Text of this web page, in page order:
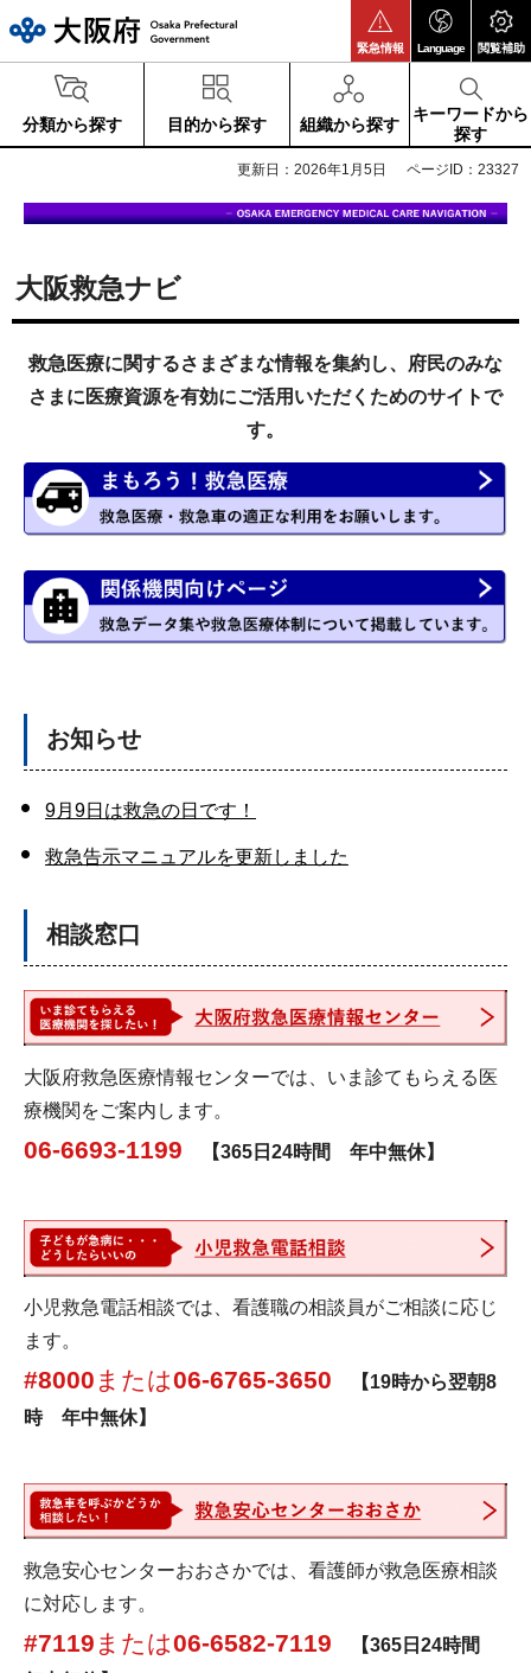
緊急情報 Language 閲覧補助
分類から探す 目的から探す 組織から探す
キーワードから
探す
更新日：2026年1月5日 ページID：23327
大阪救急ナビ
救急医療に関するさまざまな情報を集約し、府民のみな
さまに医療資源を有効にご活用いただくためのサイトで
す。
お知らせ
9月9日は救急の日です！
救急告示マニュアルを更新しました
相談窓口
大阪府救急医療情報センターでは、いま診てもらえる医
療機関をご案内します。
06-6693-1199 【365日24時間 年中無休】
小児救急電話相談では、看護職の相談員がご相談に応じ
ます。
#8000 または06-6765-3650 【19時から翌朝8
時 年中無休】
救急安心センターおおさかでは、看護師が救急医療相談
に対応します。
#7119 または06-6582-7119 【365日24時間